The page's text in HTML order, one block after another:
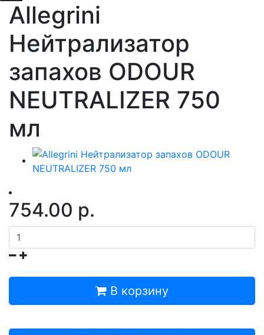
Allegrini
Нейтрализатор
запахов ODOUR
NEUTRALIZER 750
мл
754.00 р.
В корзину